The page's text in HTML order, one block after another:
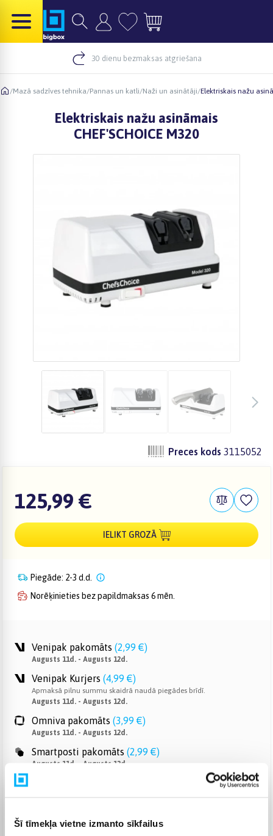
Šī tīmekļa vietne izmanto sīkfailus
30 dienu bezmaksas atgriešana
/Mazā sadzīves tehnika/Pannas un katli/Naži un asinātāji/Elektriskais nažu
Elektriskais nažu asināmais
CHEF'SCHOICE M320
Preces kods 3115052
125,99 €
IELIKT GROZĀ
Piegāde: 2-3 d.d.
Norēķinieties bez papildmaksas 6 mēn.
Venipak pakomāts (2,99 €)
Augusts 11d. - Augusts 12d.
Venipak Kurjers (4,99 €)
Apmaksā pilnu summu skaidrā naudā piegādes brīdī.
Augusts 11d. - Augusts 12d.
Omniva pakomāts (3,99 €)
Augusts 11d. - Augusts 12d.
Smartposti pakomāts (2,99 €)
Augusts 11d. - Augusts 12d.
Augusts 11d. - Augusts 12d.